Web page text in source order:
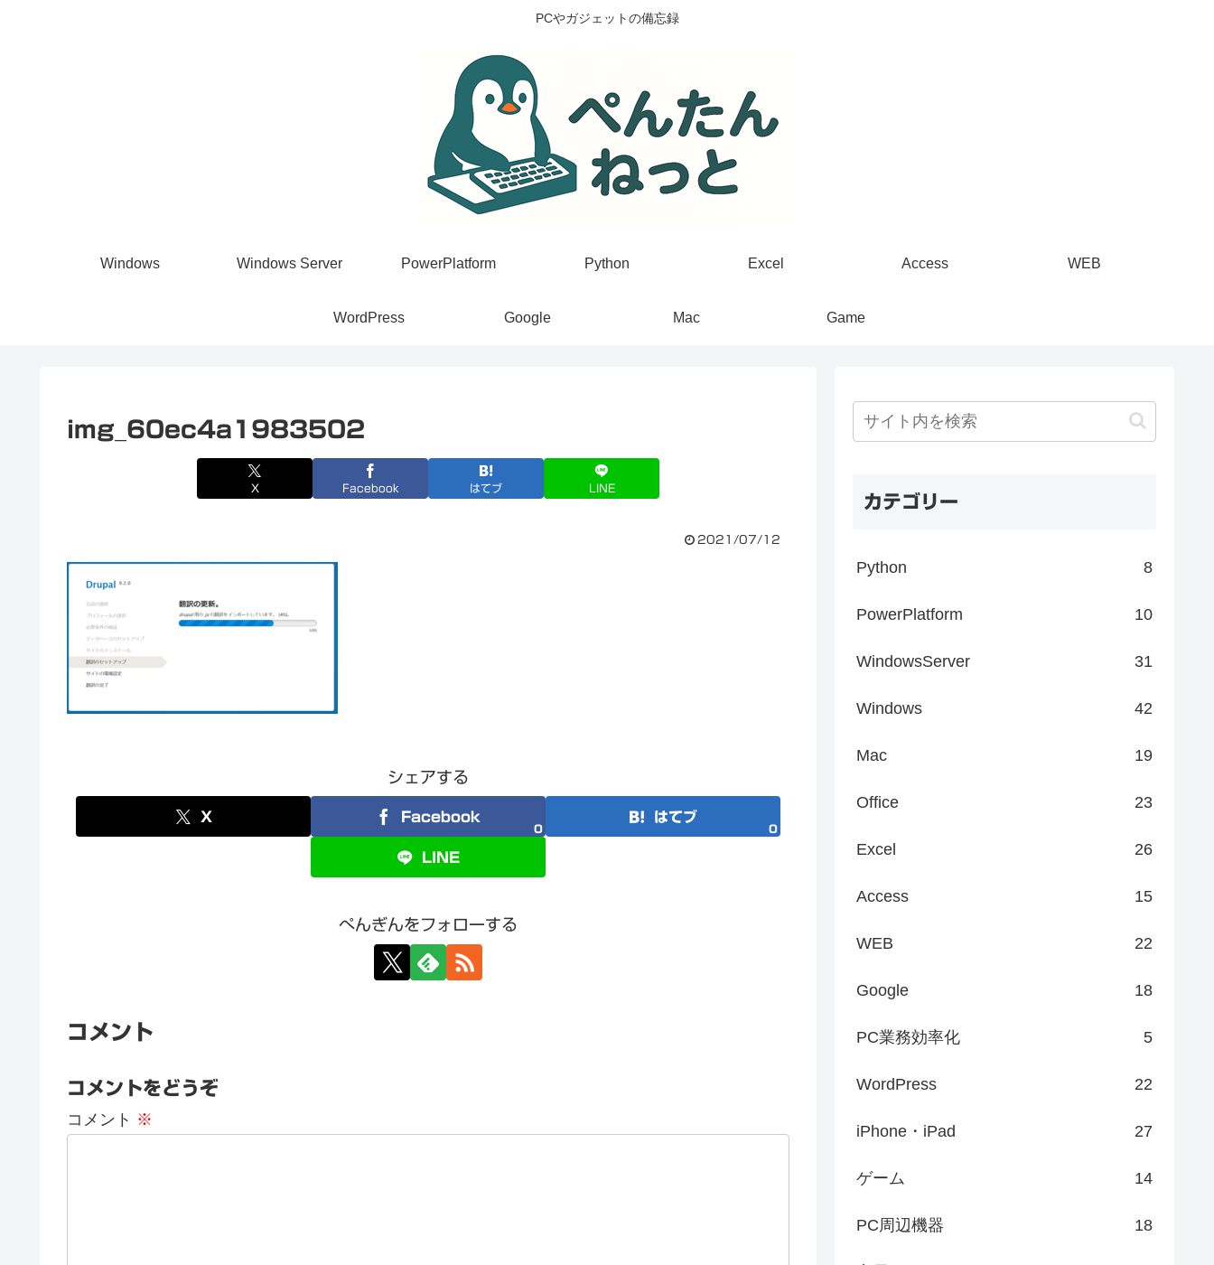
PCやガジェットの備忘録
Windows Windows Server PowerPlatform Python Excel Access WEB
WordPress Google Mac Game
img_60ec4a1983502
X Facebook はてブ LINE
2021/07/12
シェアする
X Facebook
0
はてブ
0
LINE
ぺんぎんをフォローする
コメント
コメントをどうぞ
コメント ※
カテゴリー
Python 8
PowerPlatform 10
WindowsServer 31
Windows 42
Mac 19
Office 23
Excel 26
Access 15
WEB 22
Google 18
PC業務効率化 5
WordPress 22
iPhone・iPad 27
ゲーム 14
PC周辺機器 18